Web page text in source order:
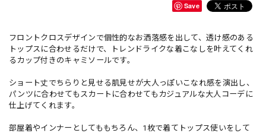
Save
フロントクロスデザインで個性的なお洒落感を出して、透け感のある
トップスに合わせるだけで、トレンドライクな着こなしを叶えてくれ
るカップ付きのキャミソールです。
ショート丈でちらりと見せる肌見せが大人っぽいこなれ感を演出し、
パンツに合わせてもスカートに合わせてもカジュアルな大人コーデに
仕上げてくれます。
部屋着やインナーとしてももちろん、1枚で着てトップス使いをして